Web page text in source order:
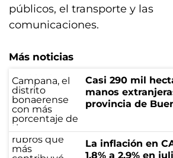
públicos, el transporte y las
comunicaciones.
Más noticias
Casi 290 mil
manos
provincia de
La inflación en
1,8% a 2,9% en